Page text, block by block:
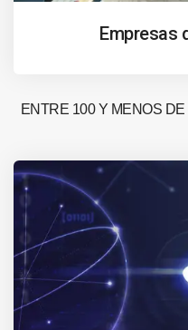
Empresas
ENTRE 100 Y MENOS